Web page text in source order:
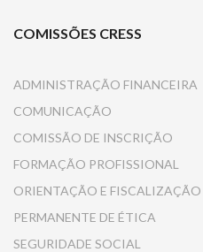
COMISSÕES CRESS
ADMINISTRAÇÃO FINANCEIRA
COMUNICAÇÃO
COMISSÃO DE INSCRIÇÃO
FORMAÇÃO PROFISSIONAL
ORIENTAÇÃO E FISCALIZAÇÃO
PERMANENTE DE ÉTICA
SEGURIDADE SOCIAL